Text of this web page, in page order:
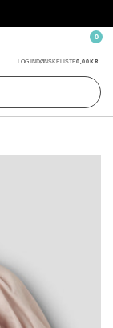
LOG INDØNSKELISTE0,00 KR.
0